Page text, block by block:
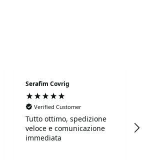
Serafim Covrig
Verified Customer
Tutto ottimo, spedizione
veloce e comunicazione
immediata